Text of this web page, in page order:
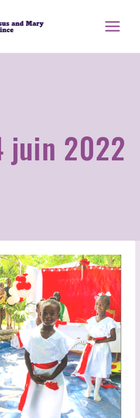
juin 2022